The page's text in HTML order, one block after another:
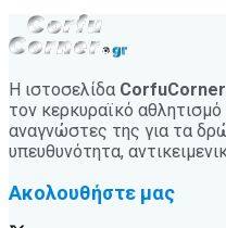
Η ιστοσελίδα
τον κερκυραϊκό
αναγνώστες της για τα
υπευθυνότητα,
Ακολουθήστε μας